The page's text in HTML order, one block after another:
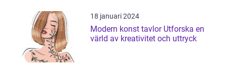
18 januari 2024
Modern konst tavlor Utforska en
värld av kreativitet och uttryck